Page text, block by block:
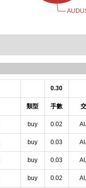
0.30
類型 手數
buy 0.02
buy 0.03
buy 0.03
buy 0.02